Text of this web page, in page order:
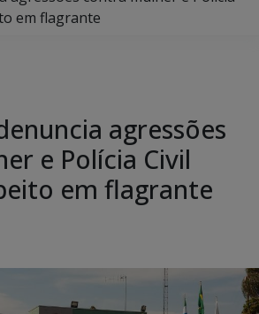
em flagrante
agressões
e Polícia Civil
em flagrante